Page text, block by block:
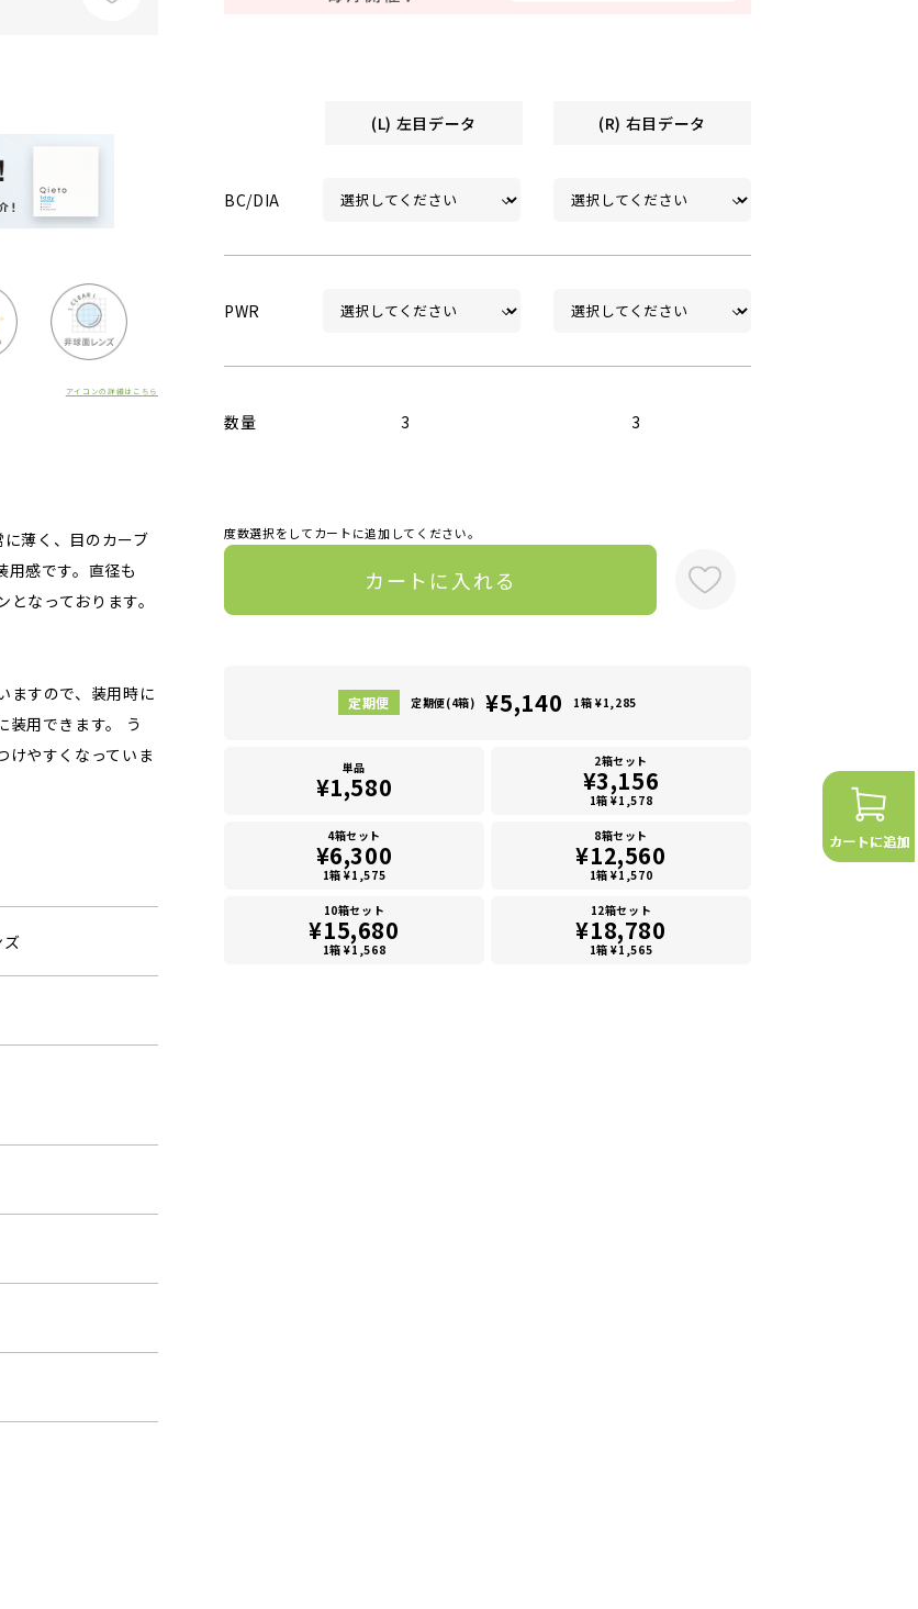
アイコンの詳細はこちら
薄く、目のカーブ
用感です。直径も
なっております。
ますので、装用時に
装用できます。 う
けやすくなっていま
ズ
(L) 左目データ (R) 右目データ
BC/DIA
PWR
数量 3 3
度数選択をしてカートに追加してください。
カートに入れる
定期便(4箱) ¥5,140 1箱 ¥1,285
単品
¥1,580
2箱セット
¥3,156
1箱 ¥1,578
4箱セット
¥6,300
1箱 ¥1,575
8箱セット
¥12,560
1箱 ¥1,570
10箱セット
¥15,680
1箱 ¥1,568
12箱セット
¥18,780
1箱 ¥1,565